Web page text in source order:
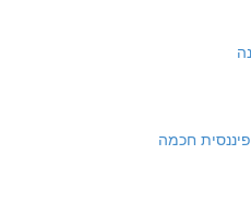
פיננסית חכמה